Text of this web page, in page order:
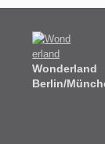
Wonderland
Berlin/